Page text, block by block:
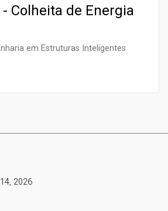
Colheita de Energia
em Estruturas Inteligentes
2026